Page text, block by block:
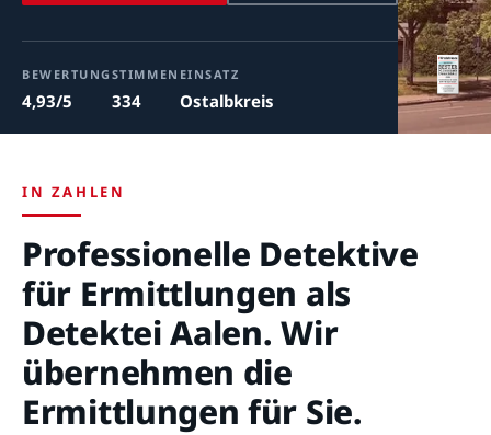
BEWERTUNG
4,93/5
STIMMEN
334
EINSATZ
Ostalbkreis
IN ZAHLEN
Professionelle Detektive
für Ermittlungen als
Detektei Aalen. Wir
übernehmen die
Ermittlungen für Sie.